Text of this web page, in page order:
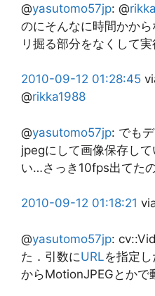
@yasutomo57jp: @
のにそんなに時間かか
リ掘る部分をなくして
2010-09-12 01:28:45
@rikka1988
@yasutomo57jp: でも
jpegにして画像保存し
い…さっき10fps出てた
2010-09-12 01:18:21
@yasutomo57jp:
た．引数にURLを指定
からMotionJPEGとかで